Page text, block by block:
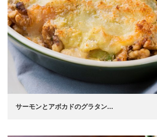
サーモンとアボカドのグラタン...